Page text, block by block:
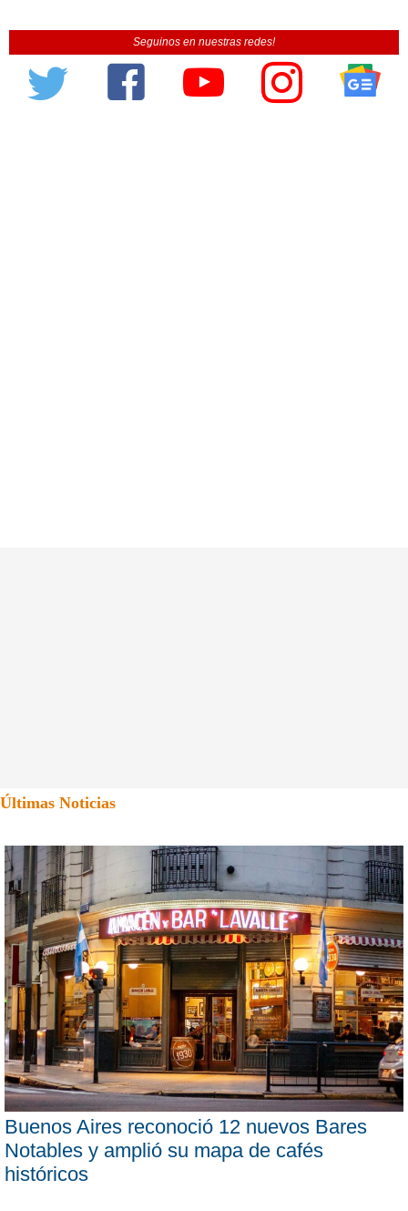
Seguinos en nuestras redes!
Últimas Noticias
Buenos Aires reconoció 12 nuevos Bares
Notables y amplió su mapa de cafés
históricos